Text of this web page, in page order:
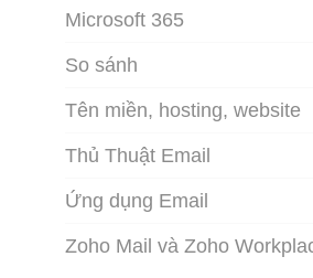
Microsoft 365
So sánh
Tên miền, hosting, website
Thủ Thuật Email
Ứng dụng Email
Zoho Mail và Zoho